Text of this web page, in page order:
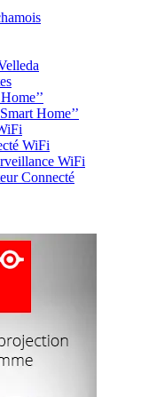
Home’’
WiFi
WiFi
Connecté